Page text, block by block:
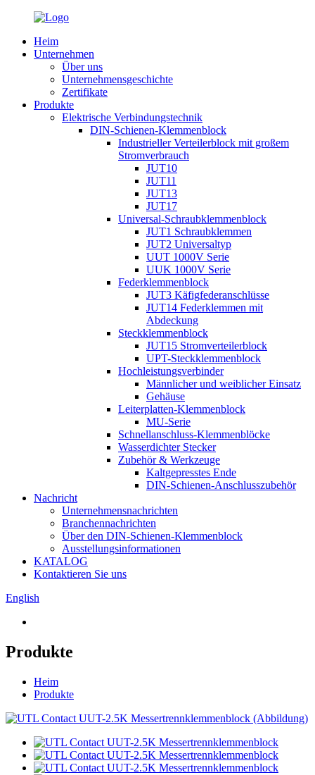
Heim
Unternehmen
Über uns
Unternehmensgeschichte
Zertifikate
Produkte
Elektrische Verbindungstechnik
DIN-Schienen-Klemmenblock
Industrieller Verteilerblock mit großem
Stromverbrauch
JUT10
JUT11
JUT13
JUT17
Universal-Schraubklemmenblock
JUT1 Schraubklemmen
JUT2 Universaltyp
UUT 1000V Serie
UUK 1000V Serie
Federklemmenblock
JUT3 Käfigfederanschlüsse
JUT14 Federklemmen mit
Abdeckung
Steckklemmenblock
JUT15 Stromverteilerblock
UPT-Steckklemmenblock
Hochleistungsverbinder
Männlicher und weiblicher Einsatz
Gehäuse
Leiterplatten-Klemmenblock
MU-Serie
Schnellanschluss-Klemmenblöcke
Wasserdichter Stecker
Zubehör & Werkzeuge
Kaltgepresstes Ende
DIN-Schienen-Anschlusszubehör
Nachricht
Unternehmensnachrichten
Branchennachrichten
Über den DIN-Schienen-Klemmenblock
Ausstellungsinformationen
KATALOG
Kontaktieren Sie uns
English
Produkte
Heim
Produkte